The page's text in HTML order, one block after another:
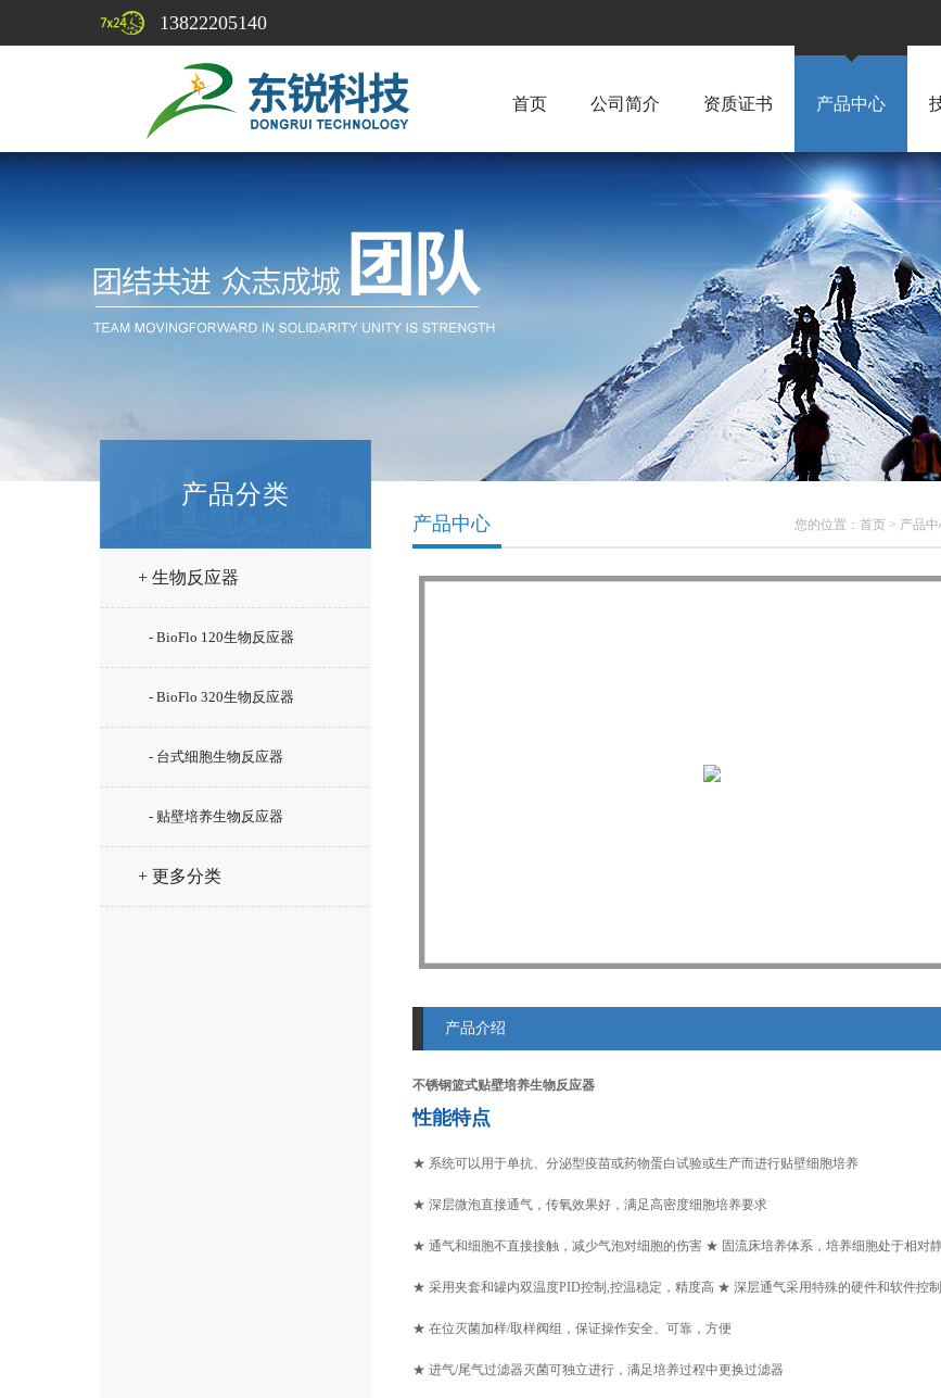
13822205140
首页 公司简介 资质证书 产品中心
产品分类
+ 生物反应器
- BioFlo 120生物反应器
- BioFlo 320生物反应器
- 台式细胞生物反应器
- 贴壁培养生物反应器
+ 更多分类
您的位置： 首页 > 产品
产品中心
产品介绍
不锈钢篮式贴壁培养生物反应器
性能特点
★ 系统可以用于单抗、分泌型疫苗或药物蛋白试验或生产而进行贴壁细胞培养
★ 深层微泡直接通气，传氧效果好，满足高密度细胞培养要求
★ 通气和细胞不直接接触，减少气泡对细胞的伤害 ★ 固流床培养体系，培养细胞处于相对
★ 采用夹套和罐内双温度PID控制,控温稳定，精度高 ★ 深层通气采用特殊的硬件和软件控
★ 在位灭菌加样/取样阀组，保证操作安全、可靠，方便
★ 进气/尾气过滤器灭菌可独立进行，满足培养过程中更换过滤器